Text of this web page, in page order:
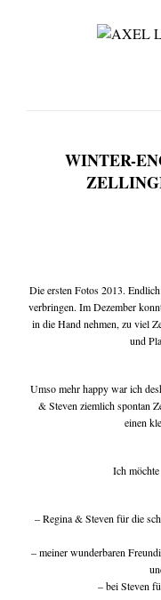
full
WINTER-
Die ersten Fotos 2013.
verbringen. Im Dezember
in die Hand nehmen, zu viel
und
Umso mehr happy war ich
& Steven ziemlich spontan
einen
Ich
– Regina & Steven für die
– meiner wunderbaren
– bei Steven